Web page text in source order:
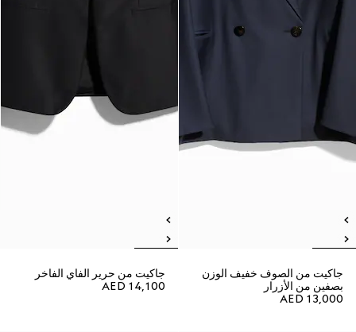
جاكيت من الصوف خفيف الوزن
بصفين من الأزرار
AED 13,000
جاكيت من حرير الفاي الفاخر
AED 14,100